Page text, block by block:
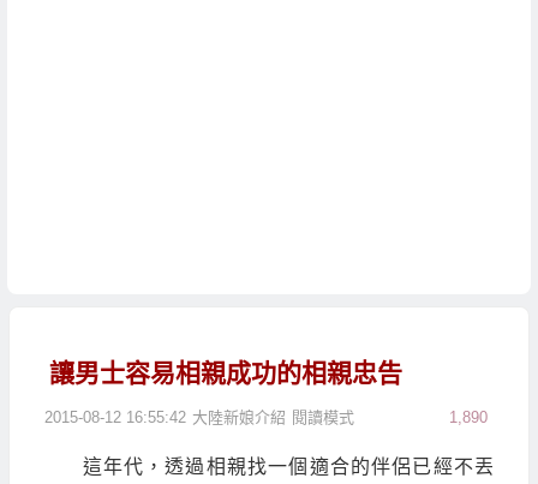
讓男士容易相親成功的相親忠告
2015-08-12 16:55:42 大陸新娘介紹 1,890
閱讀模式
這年代，透過相親找一個適合的伴侶已經不丟